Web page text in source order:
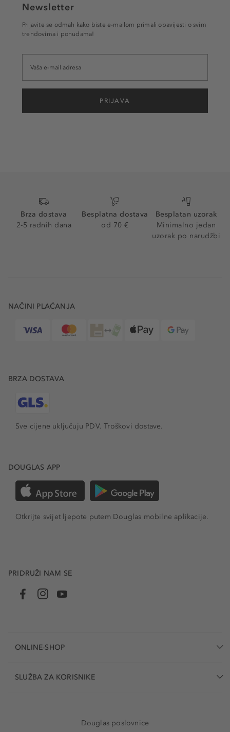
Newsletter
Prijavite se odmah kako biste e-mailom primali obavijesti o svim
trendovima i ponudama!
PRIJAVA
Brza dostava
2-5 radnih dana
Besplatna dostava
od 70 €
Besplatan uzorak
Minimalno jedan
uzorak po narudžbi
NAČINI PLAĆANJA
BRZA DOSTAVA
Sve cijene uključuju PDV.Troškovi dostave.
DOUGLAS APP
Otkrijte svijet ljepote putem Douglas mobilne aplikacije.
PRIDRUŽI NAM SE
ONLINE-SHOP
SLUŽBA ZA KORISNIKE
Douglas poslovnice